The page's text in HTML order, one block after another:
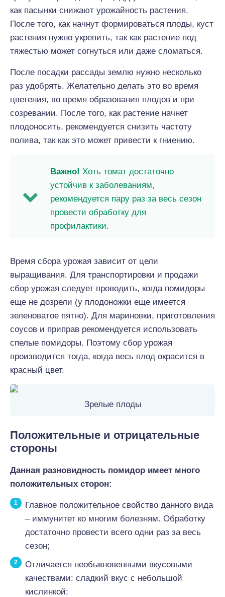
как пасынки снижают урожайность растения.
После того, как начнут формироваться плоды, куст
растения нужно укрепить, так как растение под
тяжестью может согнуться или даже сломаться.
После посадки рассады землю нужно несколько
раз удобрять. Желательно делать это во время
цветения, во время образования плодов и при
созревании. После того, как растение начнет
плодоносить, рекомендуется снизить частоту
полива, так как это может привести к гниению.
Важно! Хоть томат достаточно
устойчив к заболеваниям,
рекомендуется пару раз за весь сезон
провести обработку для
профилактики.
Время сбора урожая зависит от цели
выращивания. Для транспортировки и продажи
сбор урожая следует проводить, когда помидоры
еще не дозрели (у плодоножки еще имеется
зеленоватое пятно). Для мариновки, приготовления
соусов и приправ рекомендуется использовать
спелые помидоры. Поэтому сбор урожая
производится тогда, когда весь плод окрасится в
красный цвет.
Зрелые плоды
Положительные и отрицательные
стороны
Данная разновидность помидор имеет много
положительных сторон:
Главное положительное свойство данного вида
– иммунитет ко многим болезням. Обработку
достаточно провести всего одни раз за весь
сезон;
Отличается необыкновенными вкусовыми
качествами: сладкий вкус с небольшой
кислинкой;